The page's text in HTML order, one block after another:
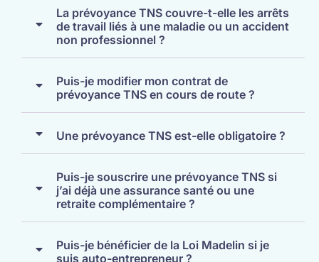
La prévoyance TNS couvre-t-elle les arrêts
de travail liés à une maladie ou un accident
non professionnel ?
Puis-je modifier mon contrat de
prévoyance TNS en cours de route ?
Une prévoyance TNS est-elle obligatoire ?
Puis-je souscrire une prévoyance TNS si
j’ai déjà une assurance santé ou une
retraite complémentaire ?
Puis-je bénéficier de la Loi Madelin si je
suis auto-entrepreneur ?